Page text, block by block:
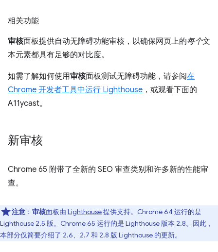
相关功能
审核面板提供自动无障碍功能审核，以确保网页上的每个文
本元素都具有足够的对比度。
如需了解如何使用审核面板测试无障碍功能，请参阅在
Chrome 开发者工具中运行 Lighthouse ，或观看下面的
A11ycast。
新审核
Chrome 65 附带了全新的 SEO 审查类别和许多新的性能审
查。
注意 ： 审核面板由 Lighthouse提供支持。Chrome 64 运行的是
Lighthouse 2.5 版。Chrome 65 运行的是 Lighthouse 版本 2.8。因此，
本部分仅简要介绍了 2.6、2.7 和 2.8 版 Lighthouse 的更新。